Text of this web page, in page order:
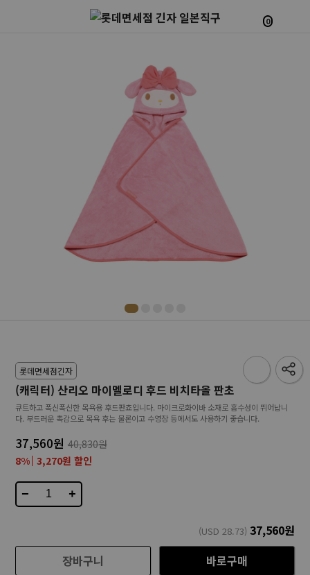
0
롯데면세점긴자
(캐릭터) 산리오 마이멜로디 후드 비치타올 판초
큐트하고 폭신폭신한 목욕용 후드판쵸입니다. 마이크로화이바 소재로 흡수성이 뛰어납니
다. 부드러운 촉감으로 목욕 후는 물론이고 수영장 등에서도 사용하기 좋습니다.
37,560원 40,830원
8% 3,270원 할인
− +
(USD28.73) 37,560원
장바구니
바로구매